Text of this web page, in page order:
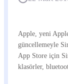
Apple, yeni
güncellemeyle
App Store için
klasörler,